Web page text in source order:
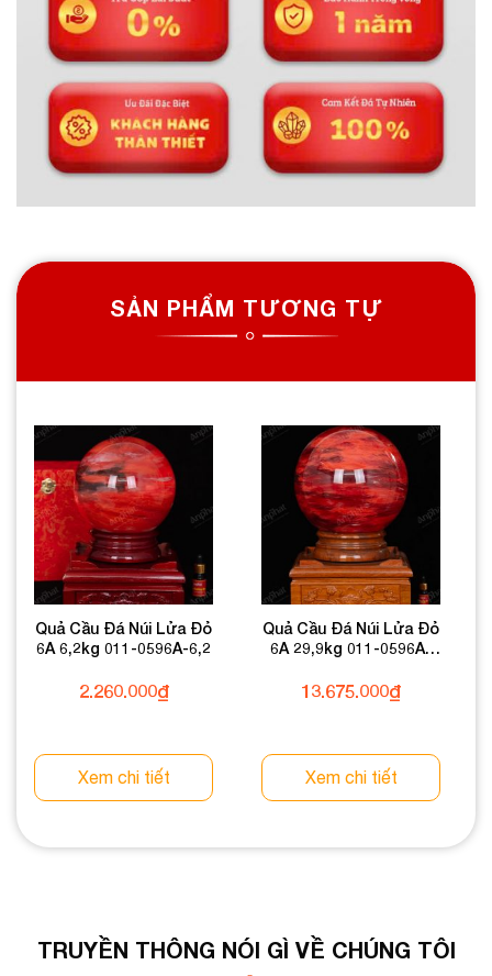
SẢN PHẨM TƯƠNG TỰ
Quả Cầu Đá Núi Lửa Đỏ
6A 6,2kg 011-0596A-6,2
2.260.000₫
Xem chi tiết
Quả Cầu Đá Núi Lửa Đỏ
6A 29,9kg 011-0596A-
13.675.000₫
Xem chi tiết
TRUYỀN THÔNG NÓI GÌ VỀ CHÚNG TÔI